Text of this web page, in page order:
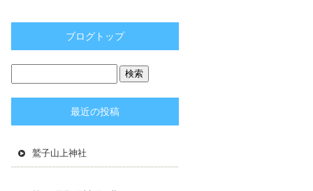
ブログトップ
最近の投稿
鷲子山上神社